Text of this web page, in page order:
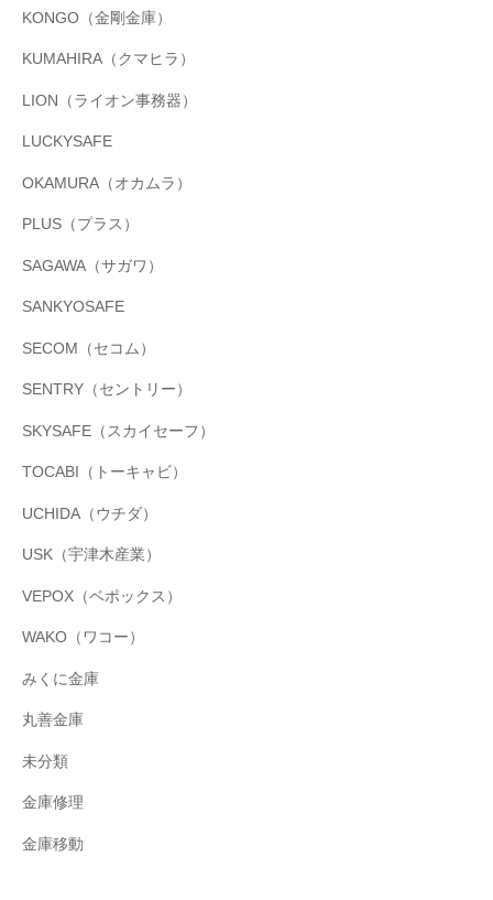
KONGO（金剛金庫）
KUMAHIRA（クマヒラ）
LION（ライオン事務器）
LUCKYSAFE
OKAMURA（オカムラ）
PLUS（プラス）
SAGAWA（サガワ）
SANKYOSAFE
SECOM（セコム）
SENTRY（セントリー）
SKYSAFE（スカイセーフ）
TOCABI（トーキャビ）
UCHIDA（ウチダ）
USK（宇津木産業）
VEPOX（ベポックス）
WAKO（ワコー）
みくに金庫
丸善金庫
未分類
金庫修理
金庫移動